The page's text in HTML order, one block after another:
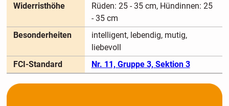
Widerristhöhe
Rüden: 25 - 35 cm, Hündinnen: 25
- 35 cm
Besonderheiten
intelligent, lebendig, mutig,
liebevoll
FCI-Standard
Nr. 11, Gruppe 3, Sektion 3